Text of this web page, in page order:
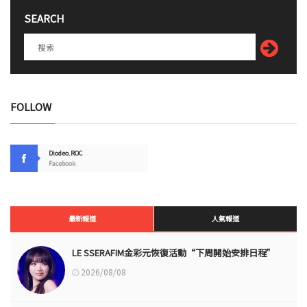
SEARCH
FOLLOW
Diodeo.ROC
Facebook
最新報道 人氣報道
LE SSERAFIM金彩元恢復活動“下周開始安排日程”
2026/08/08